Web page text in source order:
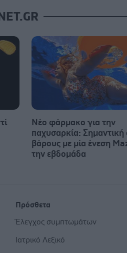
Νέο φάρμακο για την
παχυσαρκία: Σημαντική
βάρους με μία ένεση
την εβδομάδα
Πρόσθετα
Έλεγχος συμπτωμάτων
Ιατρικό Λεξικό